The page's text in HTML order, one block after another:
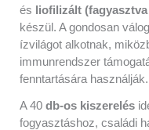
és liofilizált
készül. A gondosan
ízvilágot alkotnak,
immunrendszer
fenntartására használják.
A 40db-os kiszerelés
fogyasztáshoz, családi